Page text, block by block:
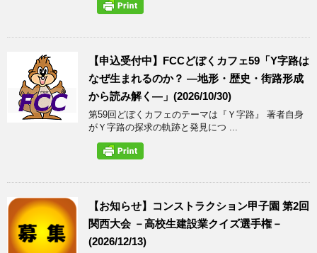
【申込受付中】FCCどぼくカフェ59「Y字路は
なぜ生まれるのか？ ―地形・歴史・街路形成
から読み解く―」(2026/10/30)
第59回どぼくカフェのテーマは『Ｙ字路』 著者自身
がＹ字路の探求の軌跡と発見につ ...
【お知らせ】コンストラクション甲子園 第2回
関西大会 －高校生建設業クイズ選手権－
(2026/12/13)